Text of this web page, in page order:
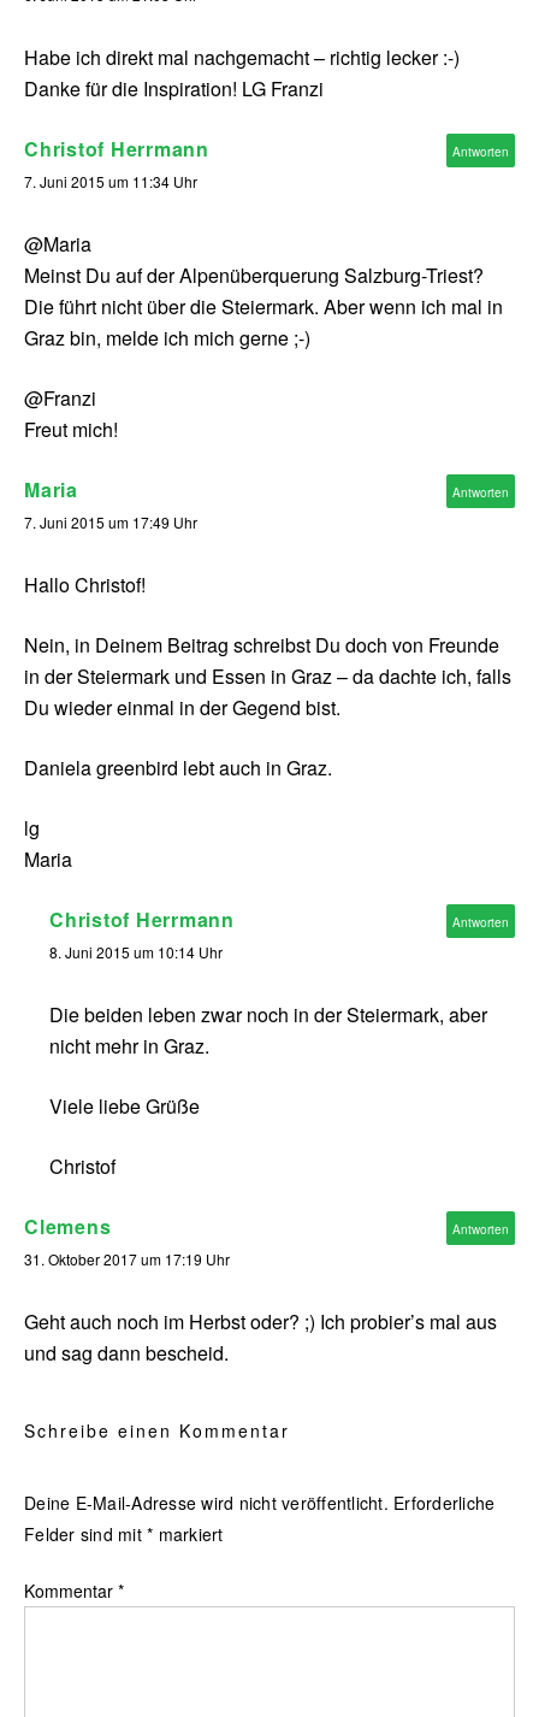
Habe ich direkt mal nachgemacht – richtig lecker :-)
Danke für die Inspiration! LG Franzi
Christof Herrmann
7. Juni 2015 um 11:34 Uhr
@Maria
Meinst Du auf der Alpenüberquerung Salzburg-Triest?
Die führt nicht über die Steiermark. Aber wenn ich mal in
Graz bin, melde ich mich gerne ;-)
@Franzi
Freut mich!
Antworten
Maria
7. Juni 2015 um 17:49 Uhr
Hallo Christof!
Nein, in Deinem Beitrag schreibst Du doch von Freunde
in der Steiermark und Essen in Graz – da dachte ich, falls
Du wieder einmal in der Gegend bist.
Daniela greenbird lebt auch in Graz.
lg
Maria
Antworten
Christof Herrmann
8. Juni 2015 um 10:14 Uhr
Die beiden leben zwar noch in der Steiermark, aber
nicht mehr in Graz.
Viele liebe Grüße
Christof
Antworten
Clemens
31. Oktober 2017 um 17:19 Uhr
Geht auch noch im Herbst oder? ;) Ich probier’s mal aus
und sag dann bescheid.
Antworten
Schreibe einen Kommentar
Deine E-Mail-Adresse wird nicht veröffentlicht. Erforderliche
Felder sind mit * markiert
Kommentar *